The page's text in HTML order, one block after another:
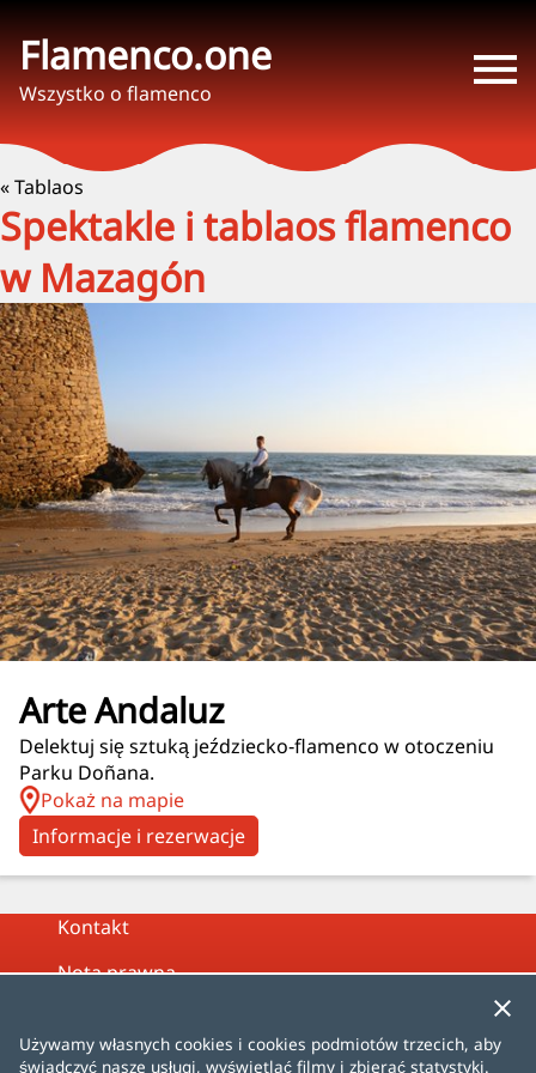
Flamenco.one
Wszystko o flamenco
« Tablaos
Spektakle i tablaos flamenco
w Mazagón
Arte Andaluz
Delektuj się sztuką jeździecko‑flamenco w otoczeniu
Parku Doñana.
Pokaż na mapie
Informacje i rezerwacje
Kontakt
Nota prawna
Polityka plików cookie
Używamy własnych cookies i cookies podmiotów trzecich, aby
świadczyć nasze usługi, wyświetlać filmy i zbierać statystyki.